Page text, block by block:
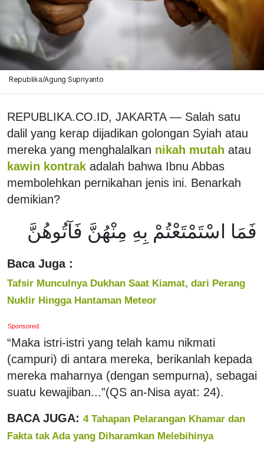
Republika/Agung Supriyanto
REPUBLIKA.CO.ID, JAKARTA — Salah satu
dalil yang kerap dijadikan golongan Syiah atau
mereka yang menghalalkan nikah mutah atau
kawin kontrak adalah bahwa Ibnu Abbas
membolehkan pernikahan jenis ini. Benarkah
demikian?
فَمَا اسْتَمْتَعْتُمْ بِهِ مِنْهُنَّ فَآتُوهُنَّ
Baca Juga :
Tafsir Munculnya Dukhan Saat Kiamat, dari Perang
Nuklir Hingga Hantaman Meteor
Sponsored
“Maka istri-istri yang telah kamu nikmati
(campuri) di antara mereka, berikanlah kepada
mereka maharnya (dengan sempurna), sebagai
suatu kewajiban...”(QS an-Nisa ayat: 24).
BACA JUGA: 4 Tahapan Pelarangan Khamar dan
Fakta tak Ada yang Diharamkan Melebihinya